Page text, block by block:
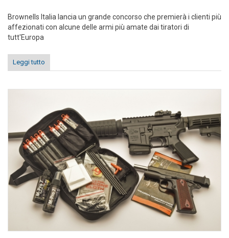
Brownells Italia lancia un grande concorso che premierà i clienti più
affezionati con alcune delle armi più amate dai tiratori di
tutt'Europa
Leggi tutto